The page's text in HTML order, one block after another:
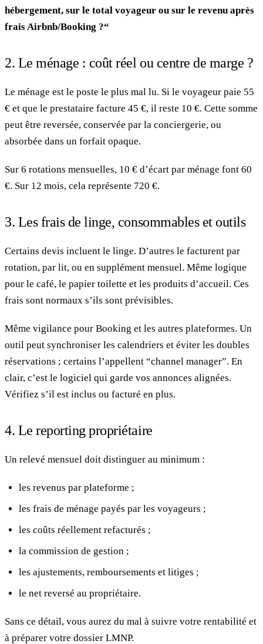
hébergement, sur le total voyageur ou sur le revenu après
frais Airbnb/Booking ?“
2. Le ménage : coût réel ou centre de marge ?
Le ménage est le poste le plus mal lu. Si le voyageur paie 55
€ et que le prestataire facture 45 €, il reste 10 €. Cette somme
peut être reversée, conservée par la conciergerie, ou
absorbée dans un forfait opaque.
Sur 6 rotations mensuelles, 10 € d’écart par ménage font 60
€. Sur 12 mois, cela représente 720 €.
3. Les frais de linge, consommables et outils
Certains devis incluent le linge. D’autres le facturent par
rotation, par lit, ou en supplément mensuel. Même logique
pour le café, le papier toilette et les produits d’accueil. Ces
frais sont normaux s’ils sont prévisibles.
Même vigilance pour Booking et les autres plateformes. Un
outil peut synchroniser les calendriers et éviter les doubles
réservations ; certains l’appellent “channel manager”. En
clair, c’est le logiciel qui garde vos annonces alignées.
Vérifiez s’il est inclus ou facturé en plus.
4. Le reporting propriétaire
Un relevé mensuel doit distinguer au minimum :
les revenus par plateforme ;
les frais de ménage payés par les voyageurs ;
les coûts réellement refacturés ;
la commission de gestion ;
les ajustements, remboursements et litiges ;
le net reversé au propriétaire.
Sans ce détail, vous aurez du mal à suivre votre rentabilité et
à préparer votre dossier LMNP.